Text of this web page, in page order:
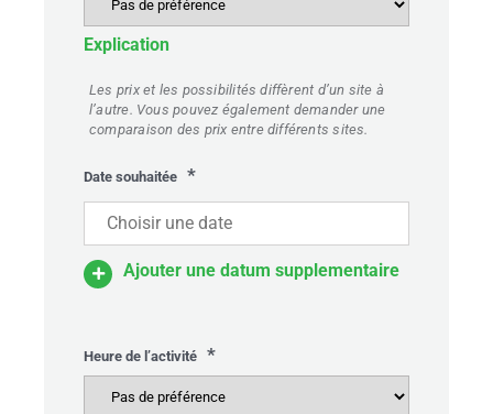
Explication
Les prix et les possibilités diffèrent d’un site à
l’autre. Vous pouvez également demander une
comparaison des prix entre différents sites.
Date souhaitée *
Ajouter une datum supplementaire
Heure de l’activité *